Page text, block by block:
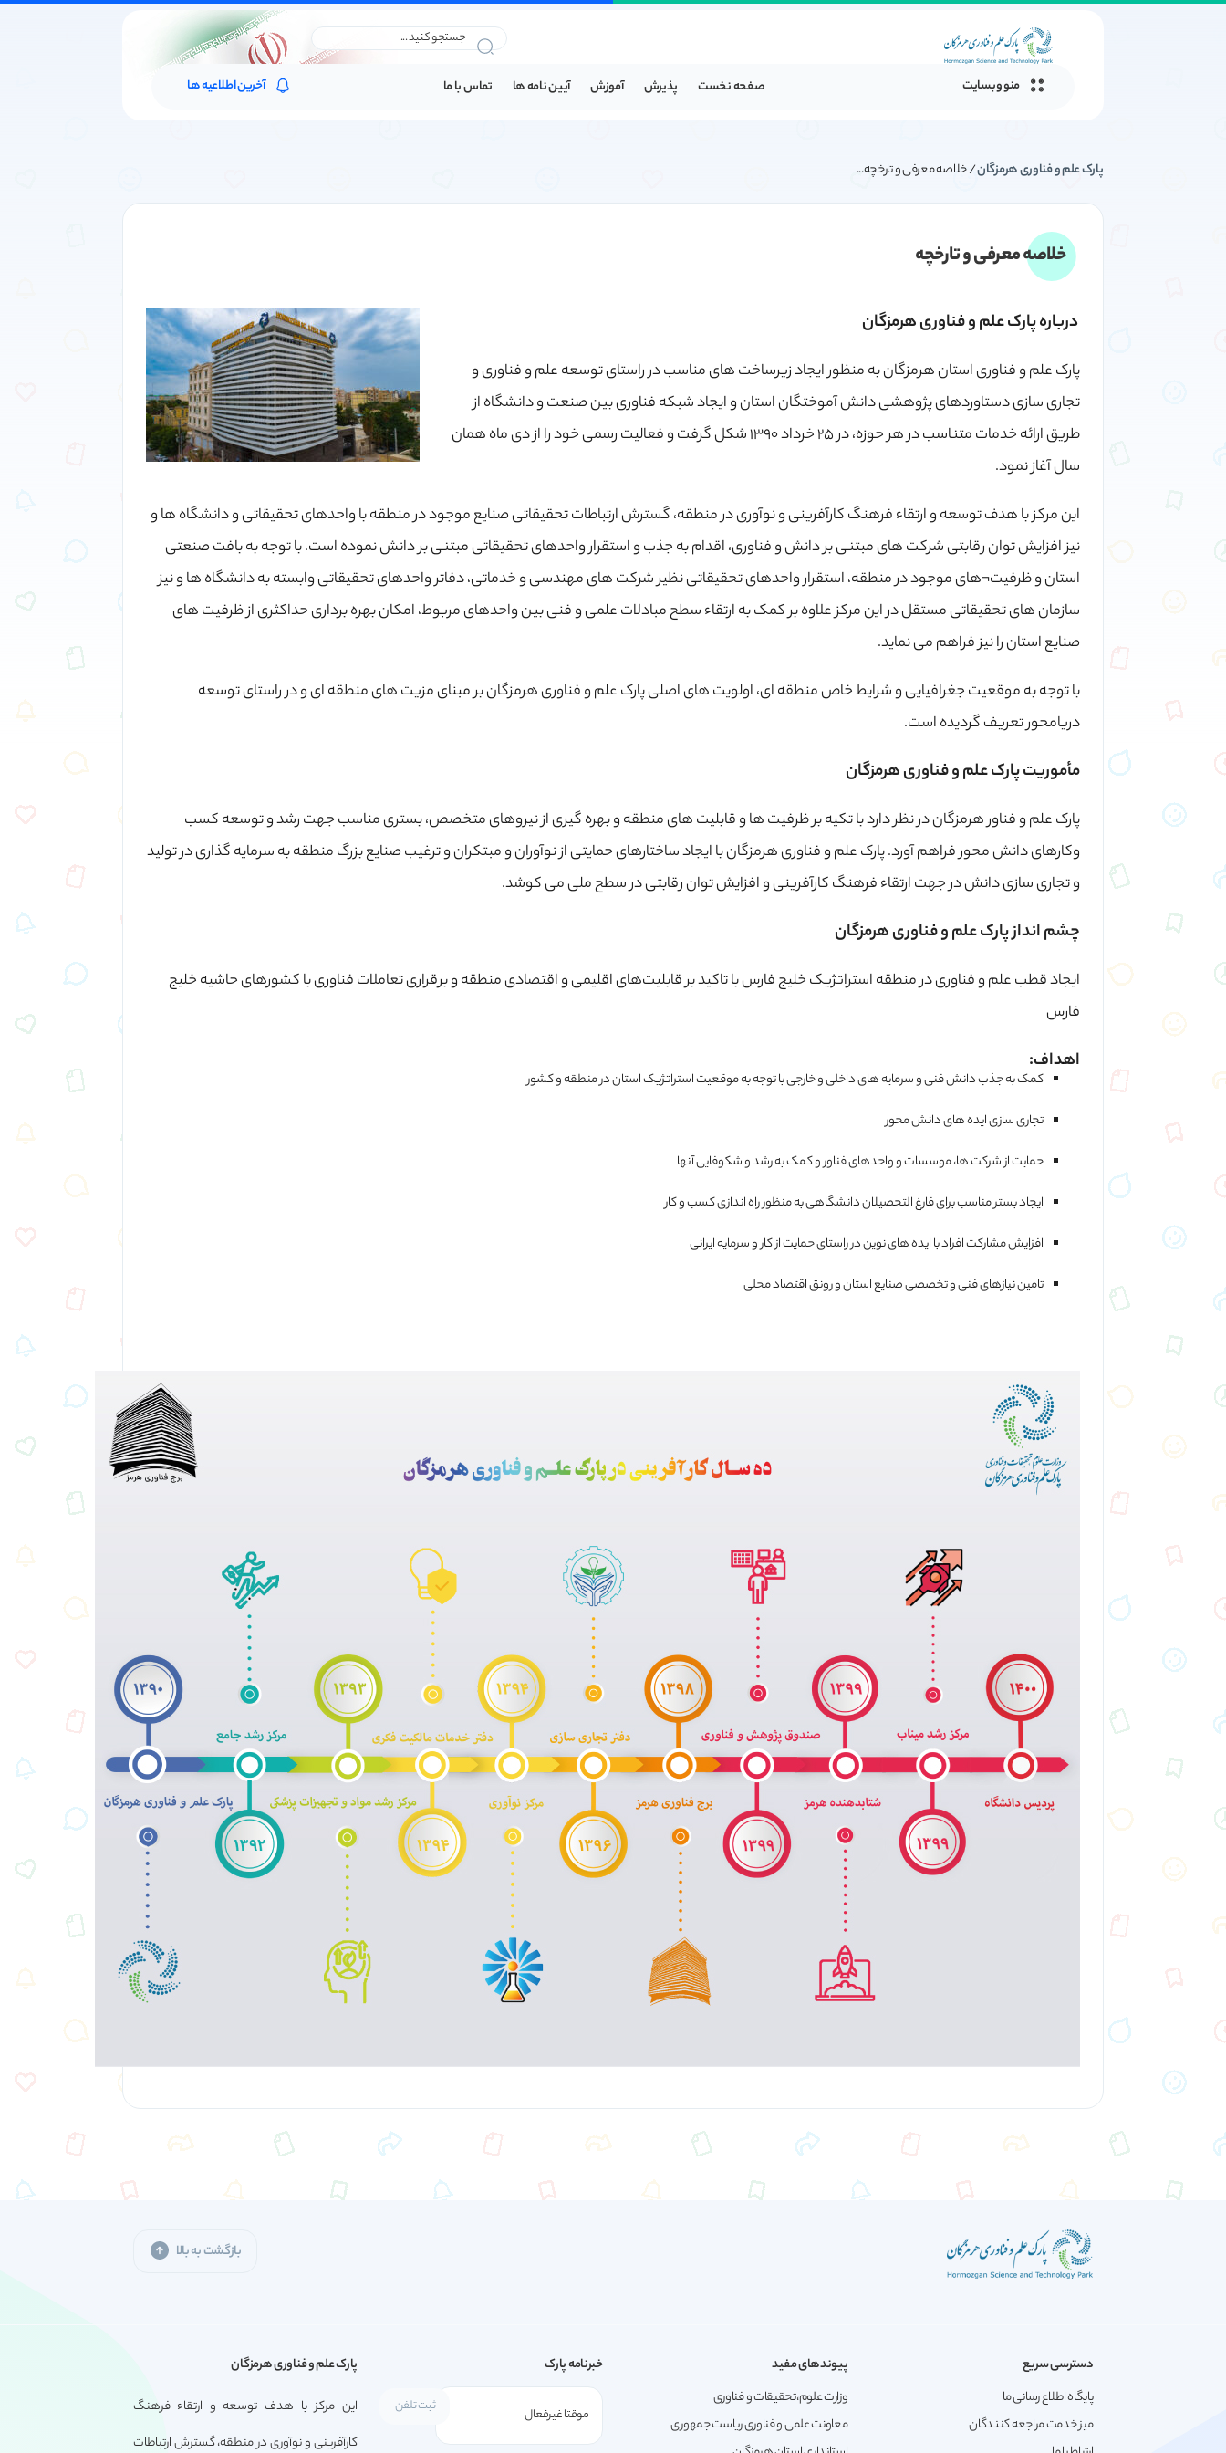
منو وبسایت صفحه نخست پذیرش آموزش آیین نامه ها تماس با ما آخرین اطلاعیه ها
پارک علم و فناوری هرمزگان/خلاصه معرفی و تارخچه...
خلاصه معرفی و تارخچه
درباره پارک علم و فناوری هرمزگان
پارک علم و فناوری استان هرمزگان به منظور ایجاد زیرساخت های مناسب در راستای توسعه علم و فناوری و
تجاری سازی دستاوردهای پژوهشی دانش آموختگان استان و ایجاد شبکه فناوری بین صنعت و دانشگاه از
طریق ارائه خدمات متناسب در هر حوزه، در ۲۵ خرداد ۱۳۹۰ شکل گرفت و فعالیت رسمی خود را از دی ماه همان
سال آغاز نمود.
این مرکز با هدف توسعه و ارتقاء فرهنگ کارآفرینی و نوآوری در منطقه، گسترش ارتباطات تحقیقاتی صنایع موجود در منطقه با واحدهای تحقیقاتی و دانشگاه ها و
نیز افزایش توان رقابتی شرکت های مبتنی بر دانش و فناوری، اقدام به جذب و استقرار واحدهای تحقیقاتی مبتنی بر دانش نموده است. با توجه به بافت صنعتی
استان و ظرفیت¬های موجود در منطقه، استقرار واحدهای تحقیقاتی نظیر شرکت های مهندسی و خدماتی، دفاتر واحدهای تحقیقاتی وابسته به دانشگاه ها و نیز
سازمان های تحقیقاتی مستقل در این مرکز علاوه بر کمک به ارتقاء سطح مبادلات علمی و فنی بین واحدهای مربوط، امکان بهره برداری حداکثری از ظرفیت های
صنایع استان را نیز فراهم می نماید.
با توجه به موقعیت جغرافیایی و شرایط خاص منطقه ای، اولویت های اصلی پارک علم و فناوری هرمزگان بر مبنای مزیت های منطقه ای و در راستای توسعه
دریامحور تعریف گردیده است.
مأموریت پارک علم و فناوری هرمزگان
پارک علم و فناور هرمزگان در نظر دارد با تکیه بر ظرفیت ها و قابلیت های منطقه و بهره گیری از نیروهای متخصص، بستری مناسب جهت رشد و توسعه کسب
وکارهای دانش محور فراهم آورد. پارک علم و فناوری هرمزگان با ایجاد ساختارهای حمایتی از نوآوران و مبتکران و ترغیب صنایع بزرگ منطقه به سرمایه گذاری در تولید
و تجاری سازی دانش در جهت ارتقاء فرهنگ کارآفرینی و افزایش توان رقابتی در سطح ملی می کوشد.
چشم انداز پارک علم و فناوری هرمزگان
ایجاد قطب علم و فناوری در منطقه استراتژیک خلیج فارس با تاکید بر قابلیت‌های اقلیمی و اقتصادی منطقه و برقراری تعاملات فناوری با کشور‌های حاشیه خلیج
فارس
اهداف:
کمک به جذب دانش فنی و سرمایه های داخلی و خارجی با توجه به موقعیت استراتژیک استان در منطقه و کشور
تجاری سازی ایده های دانش محور
حمایت از شرکت ها، موسسات و واحدهای فناور و کمک به رشد و شکوفایی آنها
ایجاد بستر مناسب برای فارغ التحصیلان دانشگاهی به منظور راه اندازی کسب و کار
افزایش مشارکت افراد با ایده های نوین در راستای حمایت از کار و سرمایه ایرانی
تامین نیازهای فنی و تخصصی صنایع استان و رونق اقتصاد محلی
بازگشت به بالا
دسترسی سریع
پایگاه اطلاع رسانی ما
میز خدمت مراجعه کنندگان
پیوندهای مفید
وزارت علوم،تحقیقات و فناوری
معاونت علمی و فناوری ریاست جمهوری
خبرنامه پارک
پارک علم و فناوری هرمزگان
این مرکز با هدف توسعه و ارتقاء فرهنگ
کارآفرینی و نوآوری در منطقه، گسترش ارتباطات